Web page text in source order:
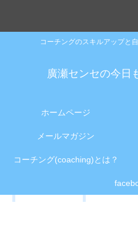
コーチングのスキルアップと
廣瀬センセの今日
ホームページ
メールマガジン
コーチング(coaching)とは？